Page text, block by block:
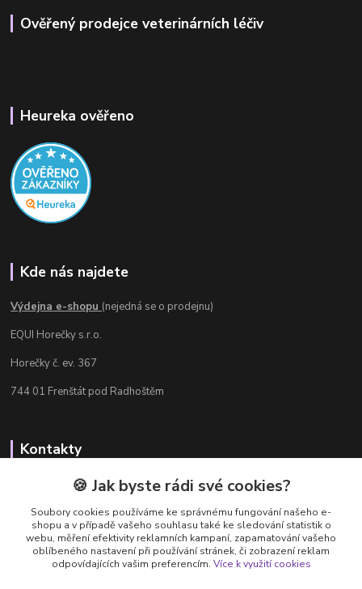
Ověřený prodejce veterinárních léčiv
Heureka ověřeno
Kde nás najdete
Výdejna e-shopu (nejedná se o prodejnu)
EQUI Horečky s.r.o.
Horečky č. ev. 367
744 01 Frenštát pod Radhoštěm
Kontakty
Radka Chamrádová
+420 737 484 708
Výdejna e-shopu: Po-Ne, 8-20 hod.
info@equi-horecky.cz
🍪 Jak byste rádi své cookies?
Soubory cookies používáme ke správnému fungování našeho e-
shopu a v případě vašeho souhlasu také ke sledování statistik o
webu, měření efektivity reklamních kampaní, zapamatování vašeho
oblíbeného nastavení při používání stránek, či zobrazení reklam
odpovídajících vašim preferencím. Více k využití cookies